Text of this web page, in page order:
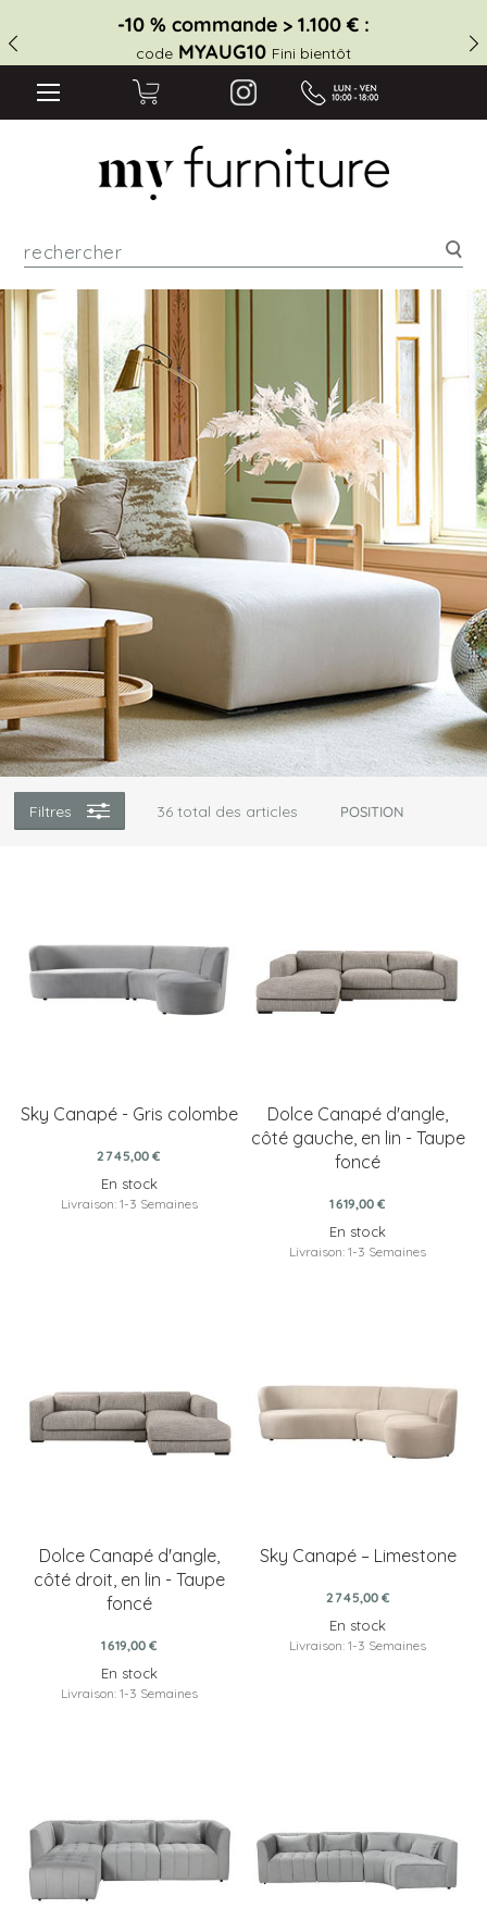
-10 % commande > 1.100 € :
code MYAUG10 Fini bientôt
Filtres 36 total des articles
Sky Canapé - Gris colombe
2 745,00 €
En stock
Livraison: 1-3 Semaines
Dolce Canapé d'angle,
côté gauche, en lin - Taupe
foncé
1 619,00 €
En stock
Livraison: 1-3 Semaines
Dolce Canapé d'angle,
côté droit, en lin - Taupe
foncé
1 619,00 €
En stock
Livraison: 1-3 Semaines
Sky Canapé – Limestone
2 745,00 €
En stock
Livraison: 1-3 Semaines